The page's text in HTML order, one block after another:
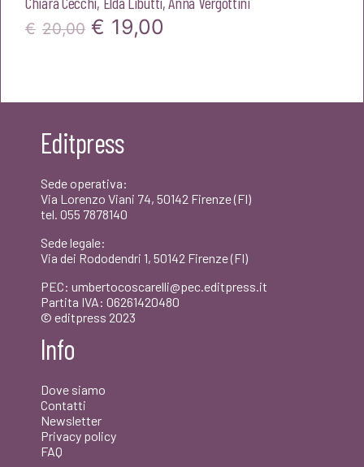
€ 20,00 Il
€20,00.
€ 19,00
Editpress
Sede operativa:
Via Lorenzo Viani 74, 50142 Firenze (FI)
tel. 055 7878140
Sede legale:
Via dei Rododendri 1, 50142 Firenze (FI)
PEC: umbertocoscarelli@pec.editpress.it
Partita IVA: 06261420480
© editpress 2023
Info
Dove siamo
Contatti
Newsletter
Privacy policy
FAQ